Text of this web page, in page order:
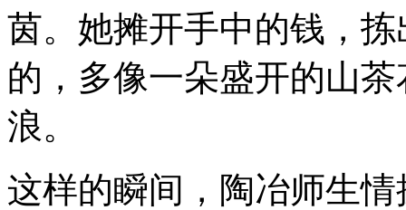
茵。她摊开手中的钱，
的，多像一朵盛开的山
浪。
这样的瞬间，陶冶师生